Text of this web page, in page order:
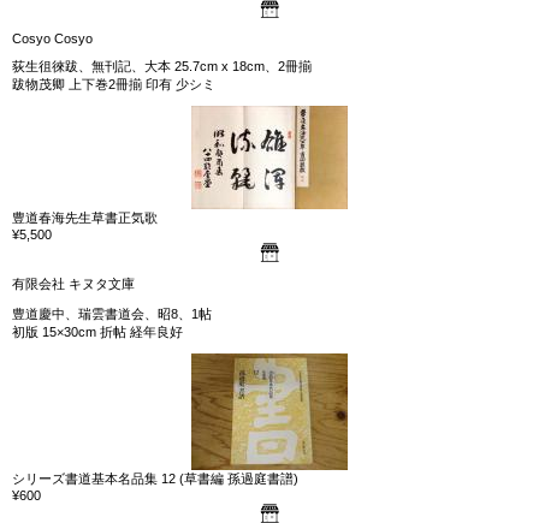
Cosyo Cosyo
荻生徂徠跋、無刊記、大本 25.7cm x 18cm、2冊揃
跋物茂卿 上下巻2冊揃 印有 少シミ
豊道春海先生草書正気歌
¥5,500
有限会社 キヌタ文庫
豊道慶中、瑞雲書道会、昭8、1帖
初版 15×30cm 折帖 経年良好
シリーズ書道基本名品集 12 (草書編 孫過庭書譜)
¥600